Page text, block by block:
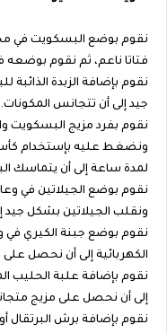
نقوم بوضع البسكويت في
فتاتا ناعم، ثم نقوم بوضعه
نقوم بإضافة الزبدة
جيد إلى أن تتجانس المكونات.
نقوم بفرد مزيج البسكويت
ونضغط عليه بإستخدام
لمدة ساعة إلى أن يتماسك
نقوم بوضع الجيلاتين في
ونقلب الجيلاتين بشكل جيد
نقوم بوضع جبنة الكيري في
الكهربائية إلى أن نحصل
نقوم بإضافة علبة الحليب
إلى أن نحصل على مزيج
نقوم بإضافة برش البرتقال